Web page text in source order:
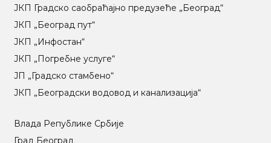
ЈКП Градско саобраћајно предузеће „Београд“
ЈКП „Београд пут“
ЈКП „Инфостан“
ЈКП „Погребне услуге“
ЈП „Градско стамбено“
ЈКП „Београдски водовод и канализација“
Влада Републике Србије
Град Београд